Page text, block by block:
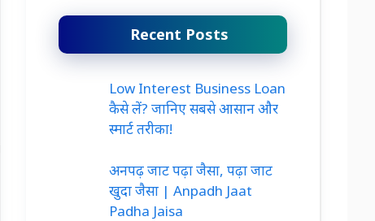
Recent Posts
Low Interest Business Loan
कैसे लें? जानिए सबसे आसान और
स्मार्ट तरीका!
अनपढ़ जाट पढ़ा जैसा, पढ़ा जाट
खुदा जैसा | Anpadh Jaat
Padha Jaisa